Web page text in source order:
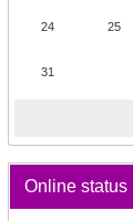
24 25
31
Online status